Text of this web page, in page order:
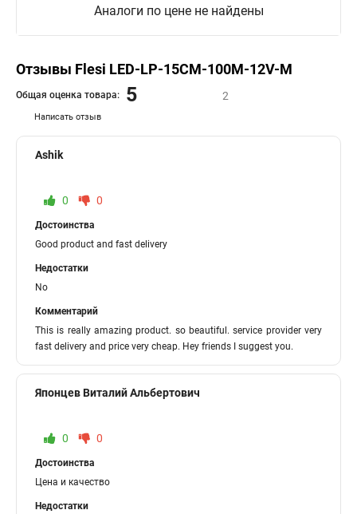
Аналоги по цене не найдены
Отзывы Flesi LED-LP-15СМ-100M-12V-M
Написать отзыв
Общая оценка товара: 5 2
Ashik
0 0
Достоинства
Good product and fast delivery
Недостатки
No
Комментарий
This is really amazing product. so beautiful. service provider very
fast delivery and price very cheap. Hey friends I suggest you.
Японцев Виталий Альбертович
0 0
Достоинства
Цена и качество
Недостатки